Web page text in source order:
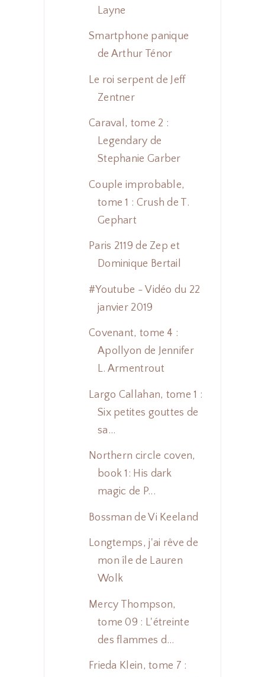
Layne
Smartphone panique
de Arthur Ténor
Le roi serpent de Jeff
Zentner
Caraval, tome 2 :
Legendary de
Stephanie Garber
Couple improbable,
tome 1 : Crush de T.
Gephart
Paris 2119 de Zep et
Dominique Bertail
#Youtube - Vidéo du 22
janvier 2019
Covenant, tome 4 :
Apollyon de Jennifer
L. Armentrout
Largo Callahan, tome 1 :
Six petites gouttes de
sa...
Northern circle coven,
book 1: His dark
magic de P...
Bossman de Vi Keeland
Longtemps, j'ai rêve de
mon île de Lauren
Wolk
Mercy Thompson,
tome 09 : L'étreinte
des flammes d...
Frieda Klein, tome 7 :